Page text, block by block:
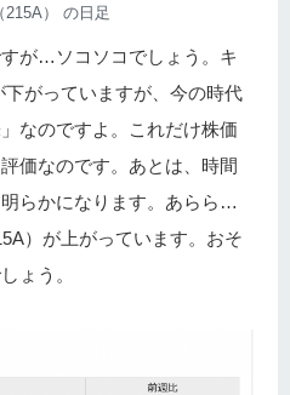
215A） の日足
が…ソコソコでしょう。キ
がっていますが、今の時代
なのですよ。これだけ株価
価なのです。あとは、時間
らかになります。あらら…
）が上がっています。おそ
ょう。